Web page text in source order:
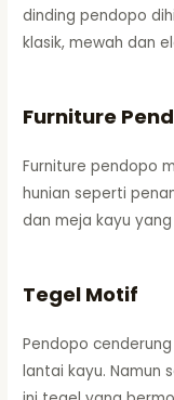
dinding pendopo
klasik, mewah dan
Furniture
Furniture pendopo
hunian seperti
dan meja kayu
Tegel Motif
Pendopo
lantai kayu. Namun